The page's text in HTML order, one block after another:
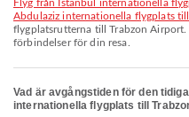
Flyg från Istanbul internationella
Abdulaziz internationella flygplats
flygplatsrutterna till Trabzon Airport.
förbindelser för din resa.
Vad är avgångstiden för den
internationella flygplats till